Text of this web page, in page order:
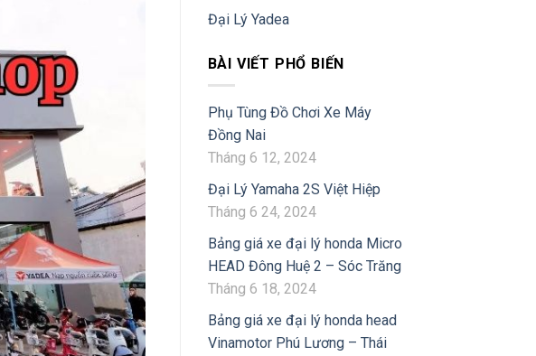
Đại Lý Yadea
BÀI VIẾT PHỔ BIẾN
Phụ Tùng Đồ Chơi Xe Máy
Đồng Nai
Tháng 6 12, 2024
Đại Lý Yamaha 2S Việt Hiệp
Tháng 6 24, 2024
Bảng giá xe đại lý honda Micro
HEAD Đông Huệ 2 – Sóc Trăng
Tháng 6 18, 2024
Bảng giá xe đại lý honda head
Vinamotor Phú Lương – Thái